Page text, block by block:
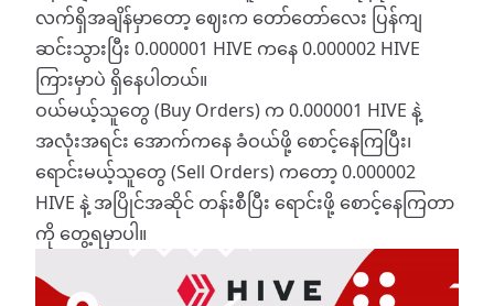
လက်ရှိအချိန်မှာတော့ ဈေးက တော်တော်လေး ပြန်ကျ
ဆင်းသွားပြီး 0.000001 HIVE ကနေ 0.000002 HIVE
ကြားမှာပဲ ရှိနေပါတယ်။
​ဝယ်မယ့်သူတွေ (Buy Orders) က 0.000001 HIVE နဲ့
အလုံးအရင်း အောက်ကနေ ခံဝယ်ဖို့ စောင့်နေကြပြီး၊
ရောင်းမယ့်သူတွေ (Sell Orders) ကတော့ 0.000002
HIVE နဲ့ အပြိုင်အဆိုင် တန်းစီပြီး ရောင်းဖို့ စောင့်နေကြတာ
ကို တွေ့ရမှာပါ။